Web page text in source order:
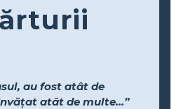
au fost atât de
atât de multe...”